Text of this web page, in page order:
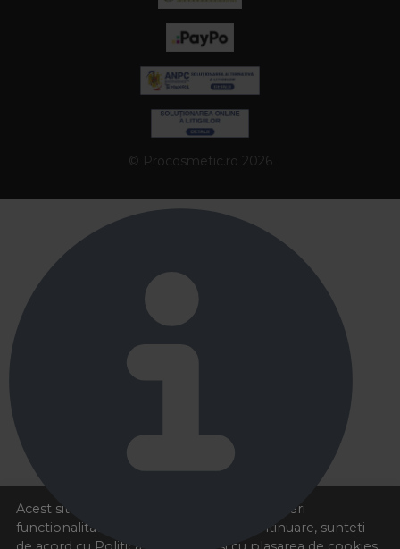
Acest site foloseste cookies pentru a va oferi
functionalitatea dorita. Navigand in continuare, sunteti
© Procosmetic.ro 2026